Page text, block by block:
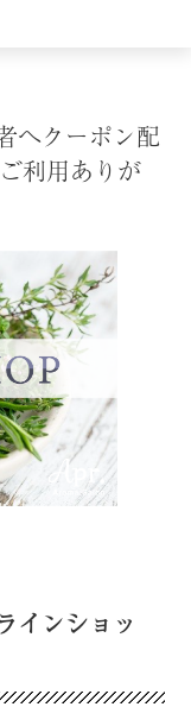
へクーポン配
利用ありが
インショッ